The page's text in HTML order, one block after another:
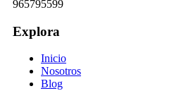
965795599
Explora
Inicio
Nosotros
Blog